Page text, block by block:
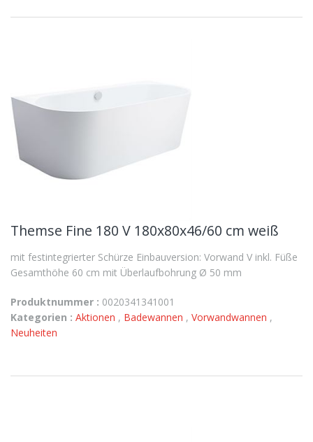
Themse Fine 180 V 180x80x46/60 cm weiß
mit festintegrierter Schürze Einbauversion: Vorwand V inkl. Füße
Gesamthöhe 60 cm mit Überlaufbohrung Ø 50 mm
Produktnummer : 0020341341001
Kategorien : Aktionen , Badewannen , Vorwandwannen ,
Neuheiten